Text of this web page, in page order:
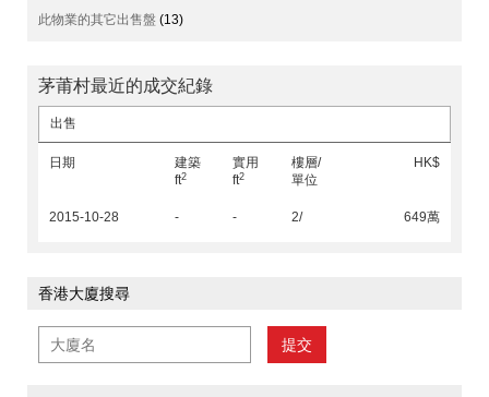
此物業的其它出售盤 (13)
茅莆村最近的成交紀錄
出售
日期
建築
ft2
實用
ft2
樓層/
單位
HK$
2015-10-28 - - 2/ 649萬
香港大廈搜尋
提交